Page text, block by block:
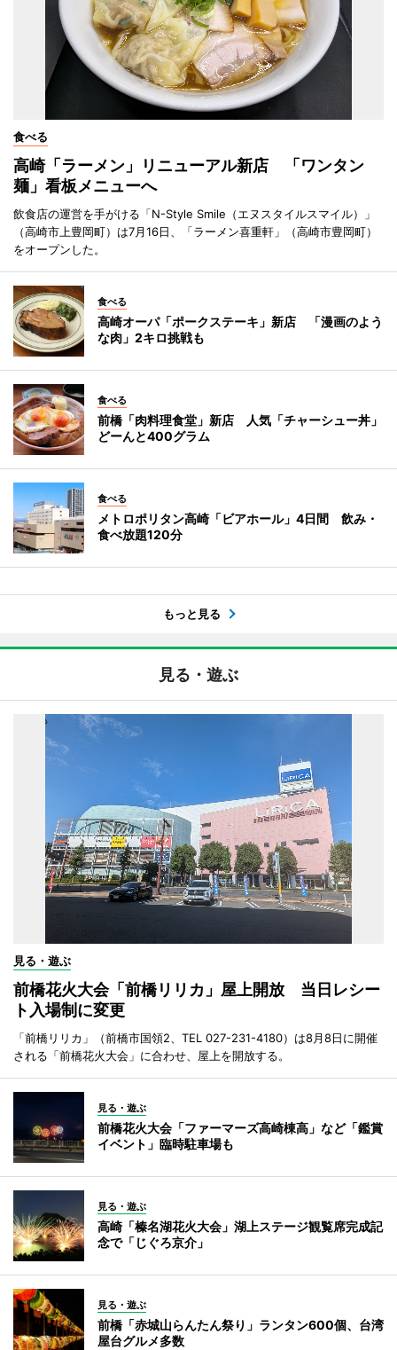
食べる
高崎「ラーメン」リニューアル新店 「ワンタン
麺」看板メニューへ
飲食店の運営を手がける「N-Style Smile（エヌスタイルスマイル）」
（高崎市上豊岡町）は7月16日、「ラーメン喜重軒」（高崎市豊岡町）
をオープンした。
食べる
高崎オーパ「ポークステーキ」新店 「漫画のよう
な肉」2キロ挑戦も
食べる
前橋「肉料理食堂」新店 人気「チャーシュー丼」
どーんと400グラム
食べる
メトロポリタン高崎「ビアホール」4日間 飲み・
食べ放題120分
もっと見る
見る・遊ぶ
見る・遊ぶ
前橋花火大会「前橋リリカ」屋上開放 当日レシー
ト入場制に変更
「前橋リリカ」（前橋市国領2、TEL 027-231-4180）は8月8日に開催
される「前橋花火大会」に合わせ、屋上を開放する。
見る・遊ぶ
前橋花火大会「ファーマーズ高崎棟高」など「鑑賞
イベント」臨時駐車場も
見る・遊ぶ
高崎「榛名湖花火大会」湖上ステージ観覧席完成記
念で「じぐろ京介」
見る・遊ぶ
前橋「赤城山らんたん祭り」ランタン600個、台湾
屋台グルメ多数